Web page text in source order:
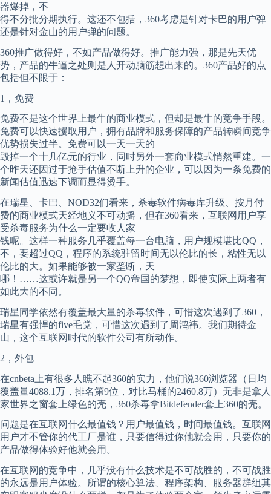
器爆掉，不
得不分批分期执行。这还不包括，360考虑是针对卡巴的用户弹
还是针对金山的用户弹的问题。
360推广做得好，不如产品做得好。推广能力强，那是先天优
势，产品的牛逼之处则是人开动脑筋想出来的。360产品好的点
包括但不限于：
1，免费
免费不是这个世界上最牛的商业模式，但却是最牛的竞争手段。
免费可以快速攫取用户，拥有品牌和服务保障的产品转瞬间竞争
优势损失过半。免费可以一天一天的
毁掉一个十几亿元的行业，同时另外一套商业模式悄然重建。一
个昨天还因过于抢手估值不断上升的企业，可以因为一条免费的
新闻估值迅速下调而显得烫手。
在瑞星、卡巴、NOD32们看来，杀毒软件病毒库升级、按月付
费的商业模式天经地义不可动摇，但在360看来，互联网用户享
受杀毒服务为什么一定要收人家
钱呢。这样一种服务几乎覆盖每一台电脑，用户规模堪比QQ，
不，要超过QQ，程序的系统驻留时间无以伦比的长，粘性无以
伦比的大。如果能够被一家垄断，天
哪！……这或许就是另一个QQ帝国的梦想，即使实际上两者有
如此大的不同。
瑞星同学依然有覆盖最大量的杀毒软件，可惜这次遇到了360，
瑞星有强悍的five毛党，可惜这次遇到了周鸿祎。我们期待金
山，这个互联网时代的软件公司有所动作。
2，外包
在cnbeta上有很多人瞧不起360的实力，他们说360浏览器（日均
覆盖量4088.1万，排名第9位，对比马桶的2460.8万）无非是拿人
家世界之窗套上绿色的壳，360杀毒拿Bitdefender套上360的壳。
问题是在互联网什么最值钱？用户最值钱，时间最值钱。互联网
用户才不管你的代工厂是谁，只要信得过你他就会用，只要你的
产品做得体验好他就会用。
在互联网的竞争中，几乎没有什么技术是不可战胜的，不可战胜
的永远是用户体验。所谓的核心算法、程序架构、服务器群组其